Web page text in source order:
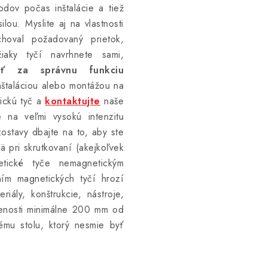
počas inštalácie a tiež
Myslite aj na vlastnosti
požadovaný prietok,
tyčí navrhnete sami,
za správnu funkciu
alebo montážou na
tyč a kontaktujte naše
na veľmi vysokú intenzitu
dbajte na to, aby ste
pri skrutkovaní (akejkoľvek
tyče nemagnetickým
magnetických tyčí hrozí
konštrukcie, nástroje,
minimálne 200 mm od
stolu, ktorý nesmie byť